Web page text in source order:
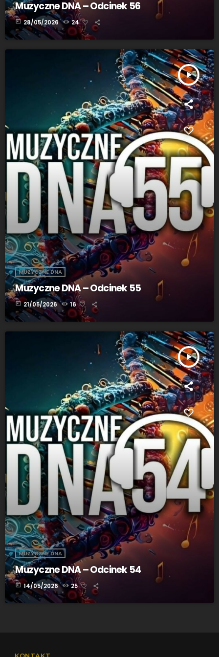
Muzyczne DNA – Odcinek 56
today 28/05/2026 24
play_arrow
MUZYCZNE DNA
Muzyczne DNA – Odcinek 55
today 21/05/2026 16
play_arrow
MUZYCZNE DNA
Muzyczne DNA – Odcinek 54
today 14/05/2026 25